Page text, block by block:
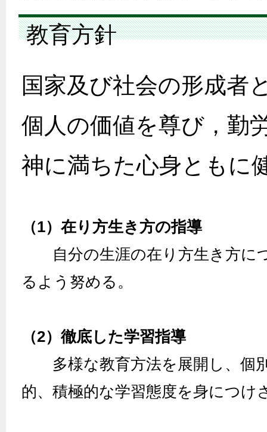
教育方針
国家及び社会の形成者
個人の価値を尊び，勤
神に満ちた心身ともに
（1）在り方生き方の指導
自分の生涯の在り方生き方に
るよう努める。
（2）徹底した学習指導
多様な教育方法を展開し、個
的、積極的な学習態度を身につけ